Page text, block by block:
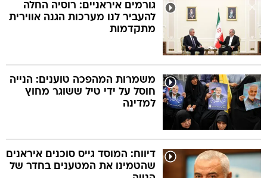
גורמים איראניים: רוסיה החלה
להעביר לנו מערכות הגנה אווירית
מתקדמות
משמרות המהפכה טוענים: הנייה
חוסל על ידי טיל ששוגר מחוץ
למדינה
דיווח: המוסד גייס סוכנים איראנים
שהטמינו את המטענים בחדר של